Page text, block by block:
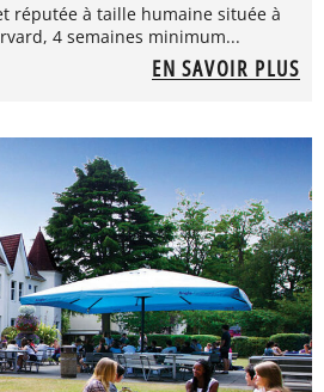
réputée à taille humaine située à
4 semaines minimum...
EN SAVOIR PLUS